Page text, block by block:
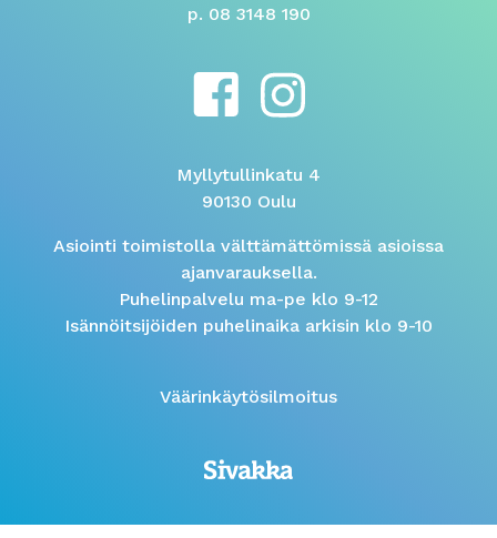
p. 08 3148 190
Myllytullinkatu 4
90130 Oulu
Asiointi toimistolla välttämättömissä asioissa
ajanvarauksella.
Puhelinpalvelu ma-pe klo 9-12
Isännöitsijöiden puhelinaika arkisin klo 9-10
Väärinkäytösilmoitus